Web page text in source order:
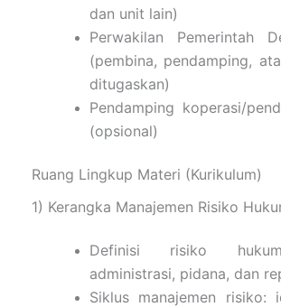
dan unit lain)
Perwakilan Pemerintah
(pembina, pendamping,
ditugaskan)
Pendamping koperasi/
(opsional)
Ruang Lingkup Materi (Kurikulum)
1) Kerangka Manajemen Risiko
Definisi risiko
administrasi, pidana, dan
Siklus manajemen risiko: